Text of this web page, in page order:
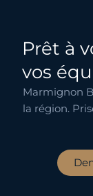
Prêt à
vos
Marmignon
la région.